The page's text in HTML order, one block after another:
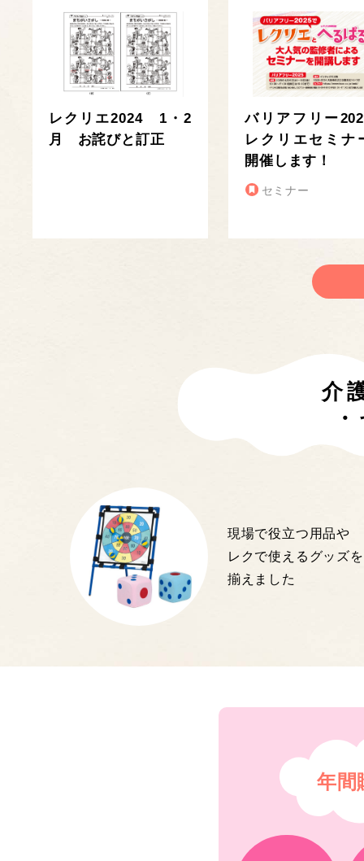
レクリエ2024 1・2
月 お詫びと訂正
バリアフリー
レクリエセミナ
開催します！
セミナー
介
現場で役立つ用品や
レクで使えるグッズを
揃えました
年間